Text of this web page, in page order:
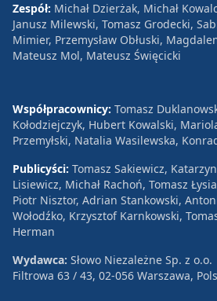
Zespół: Michał Dzierżak, Michał
Janusz Milewski, Tomasz Grodecki,
Mimier, Przemysław Obłuski,
Mateusz Mol, Mateusz Święcicki
Współpracownicy: Tomasz
Kołodziejczyk, Hubert Kowalski,
Przemyłski, Natalia Wasilewska,
Publicyści: Tomasz Sakiewicz,
Lisiewicz, Michał Rachoń, Tomasz
Piotr Nisztor, Adrian Stankowski,
Wołodźko, Krzysztof Karnkowski,
Herman
Wydawca: Słowo Niezależne Sp. z o.o.
Filtrowa 63 / 43, 02-056 Warszawa,